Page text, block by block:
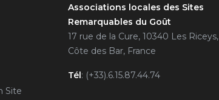
Site
Associations locales des Sites
Remarquables du Goût
17 rue de la Cure, 10340 Les Riceys,
Côte des Bar, France
Tél: (+33).6.15.87.44.74